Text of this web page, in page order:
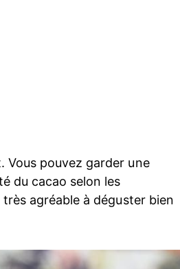
Vous pouvez garder une
du cacao selon les
agréable à déguster bien